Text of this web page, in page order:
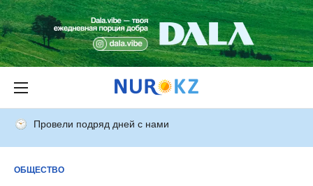
Провели подряд дней с нами
ОБЩЕСТВО